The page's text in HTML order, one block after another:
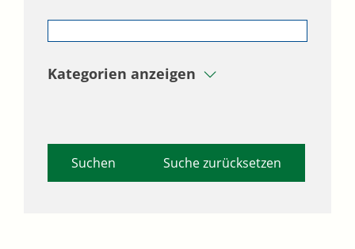
Kategorien anzeigen
Suche zurücksetzen